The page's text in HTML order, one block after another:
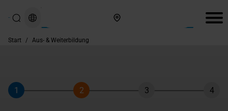
Start / Aus- & Weiterbildung
Schritt
1
Schritt
2
Schritt
3 4